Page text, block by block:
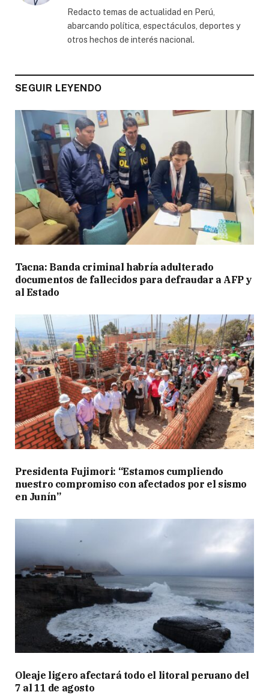
Redacto temas de actualidad en Perú,
abarcando política, espectáculos, deportes y
otros hechos de interés nacional.
SEGUIR LEYENDO
Tacna: Banda criminal habría adulterado
documentos de fallecidos para defraudar a AFP y
al Estado
Presidenta Fujimori: “Estamos cumpliendo
nuestro compromiso con afectados por el sismo
en Junín”
Oleaje ligero afectará todo el litoral peruano del
7 al 11 de agosto